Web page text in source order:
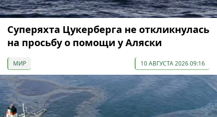
Суперяхта Цукерберга не откликнулась
на просьбу о помощи у Аляски
МИР 10 АВГУСТА 2026 09:16